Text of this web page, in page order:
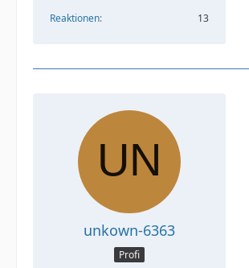
Reaktionen 13
unkown-6363
Profi